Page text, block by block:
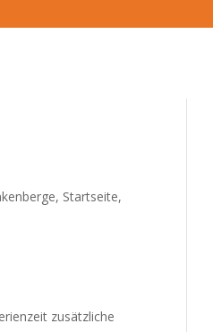
, Startseite,
zusätzliche